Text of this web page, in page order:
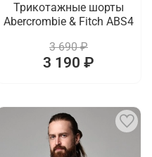
Трикотажные шорты
Abercrombie & Fitch ABS4
3 690 ₽
3 190 ₽